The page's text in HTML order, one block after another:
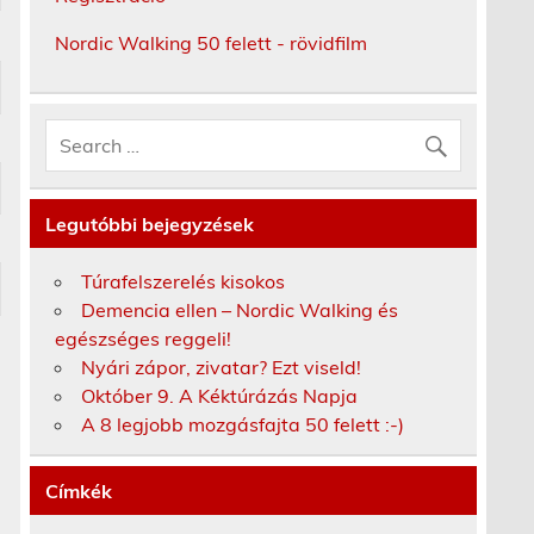
Nordic Walking 50 felett - rövidfilm
Legutóbbi bejegyzések
Túrafelszerelés kisokos
Demencia ellen – Nordic Walking és
egészséges reggeli!
Nyári zápor, zivatar? Ezt viseld!
Október 9. A Kéktúrázás Napja
A 8 legjobb mozgásfajta 50 felett :-)
Címkék